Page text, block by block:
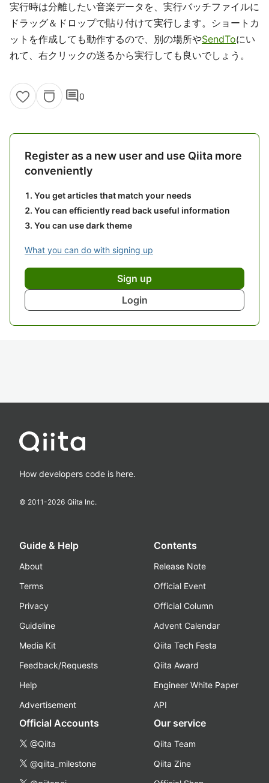
実行時は分離したい音楽データを、実行バッチファイルに
ドラッグ＆ドロップで貼り付けて実行します。ショートカ
ットを作成しても動作するので、別の場所やSendToにい
れて、右クリックの送るから実行しても良いでしょう。
comment0
Register as a new user and use Qiita more
conveniently
You get articles that match your needs
You can efficiently read back useful information
You can use dark theme
What you can do with signing up
Sign up
Login
How developers code is here.
© 2011-2026 Qiita Inc.
Guide & Help
About
Terms
Privacy
Guideline
Media Kit
Feedback/Requests
Help
Advertisement
Contents
Release Note
Official Event
Official Column
Advent Calendar
Qiita Tech Festa
Qiita Award
Engineer White Paper
API
Official Accounts
@Qiita
@qiita_milestone
Our service
Qiita Team
Qiita Zine